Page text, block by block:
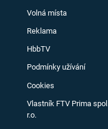
Volná místa
Reklama
HbbTV
Podmínky užívání
Cookies
Vlastník FTV Prima
r.o.